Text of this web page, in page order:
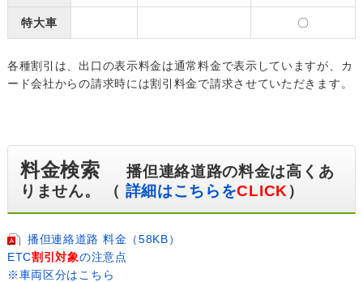
特大車 〇
各種割引は、出口の表示料金は通常料金で表示していますが、カ
ード会社からの請求時には割引料金で請求させていただきます。
料金検索播但連絡道路の料金は高くあ
りません。 （ 詳細はこちらをCLICK ）
播但連絡道路 料金（58KB）
ETC割引対象の注意点
※車両区分はこちら